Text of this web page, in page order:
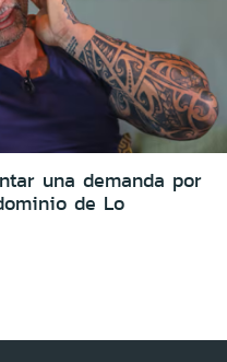
una demanda por
de Lo